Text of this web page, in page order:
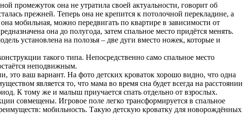
промежуток она не утратила своей актуальности, говорит об
прежней. Теперь она не крепится к потолочной перекладине, а
мобильная, можно передвигать по квартире в зависимости от
она до полугода, затем спальное место придётся менять.
установлена на полозья – две дуги вместо ножек, которые и
такого типа. Непосредственно само спальное место
неподвижным.
это ваш вариант. На фото детских кроваток хорошо видно, что одна
является то, что мама во время сна будет всегда на расстоянии
К тому же и малыш приучается спать отдельно от взрослых.
совмещены. Игровое поле легко трансформируется в спальное
мобильность. Такую детскую кроватку для новорождённых